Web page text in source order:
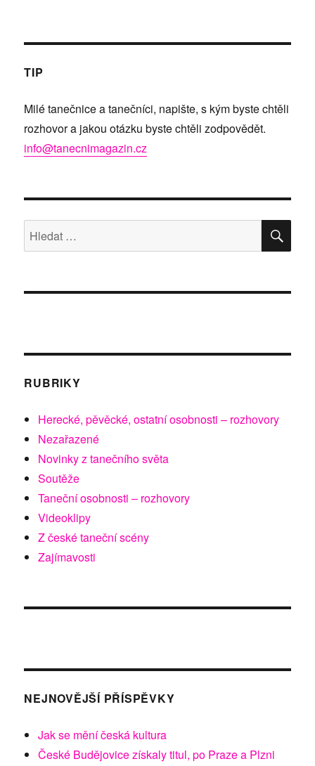
TIP
Milé tanečnice a tanečníci, napište, s kým byste chtěli
rozhovor a jakou otázku byste chtěli zodpovědět.
info@tanecnimagazin.cz
Hledat:
RUBRIKY
Herecké, pěvěcké, ostatní osobnosti – rozhovory
Nezařazené
Novinky z tanečního světa
Soutěže
Taneční osobnosti – rozhovory
Videoklipy
Z české taneční scény
Zajímavosti
NEJNOVĚJŠÍ PŘÍSPĚVKY
Jak se mění česká kultura
České Budějovice získaly titul, po Praze a Plzni